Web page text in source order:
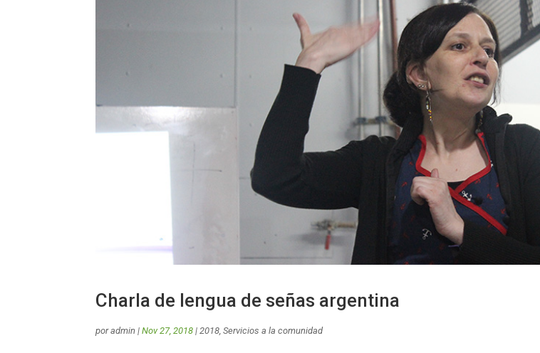
Charla de lengua de señas argentina
poradmin |Nov 27, 2018 | 2018 ,Servicios a la comunidad